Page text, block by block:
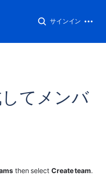
サインイン
てメンバ
then select Create team.